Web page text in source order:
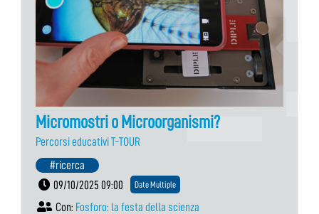
Micromostri o Microorganismi?
Percorsi educativi T-TOUR
#ricerca
09/10/2025 09:00
Date Multiple
Con: Fosforo: la festa della scienza